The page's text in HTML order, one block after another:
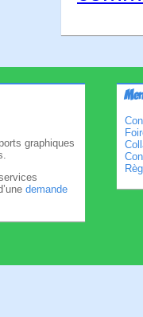
graphiques
demande